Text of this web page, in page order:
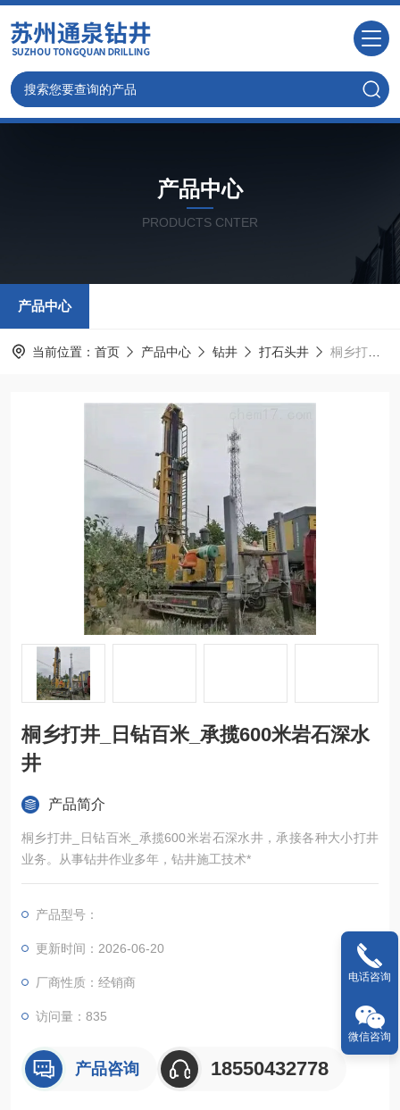
产品中心
PRODUCTS CNTER
产品中心
当前位置： 首页 产品中心 钻井 打石头井 桐乡打井_日钻百米_承揽600米岩石深水井
桐乡打井_日钻百米_承揽600米岩石深水
井
产品简介
桐乡打井_日钻百米_承揽600米岩石深水井，承接各种大小打井
业务。从事钻井作业多年，钻井施工技术*
产品型号：
更新时间：2026-06-20
厂商性质：经销商
访问量：835
产品咨询 18550432778
电话咨询
微信咨询